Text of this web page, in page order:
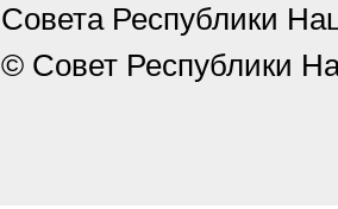
Совета Республики
© Совет Республики